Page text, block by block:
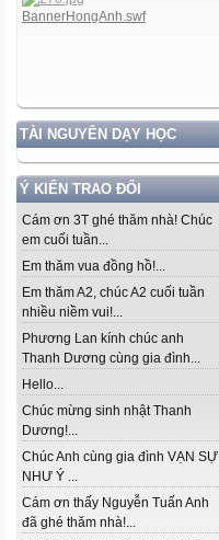
TÀI NGUYÊN DẠY HỌC
Ý KIẾN TRAO ĐỔI
Cám ơn 3T ghé thăm nhà! Chúc
em cuối tuần...
Em thăm vua đồng hồ!...
Em thăm A2, chúc A2 cuối tuần
nhiều niềm vui!...
Phương Lan kính chúc anh
Thanh Dương cùng gia đình...
Hello...
Chúc mừng sinh nhật Thanh
Dương!...
Chúc Anh cùng gia đình VẠN SỰ
NHƯ Ý ...
Cám ơn thấy Nguyễn Tuấn Anh
đã ghé thăm nhà!...